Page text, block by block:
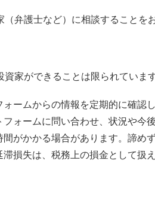
弁護士など）に相談することを
家ができることは限られていま
ォームからの情報を定期的に確認
フォームに問い合わせ、状況や今
間がかかる場合があります。諦め
滞損失は、税務上の損金として扱